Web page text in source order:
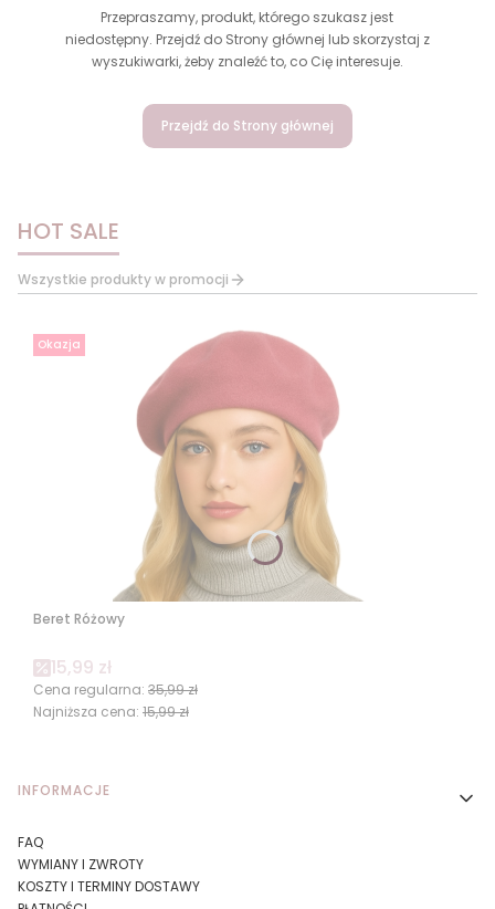
Przepraszamy, produkt, którego szukasz jest
niedostępny. Przejdź do Strony głównej lub skorzystaj z
wyszukiwarki, żeby znaleźć to, co Cię interesuje.
Przejdź do Strony głównej
HOT SALE
Wszystkie produkty w promocji
Okazja
Beret Różowy
Cena promocyjna
15,99 zł
Cena regularna: 35,99 zł
Najniższa cena: 15,99 zł
Linki w stopce
INFORMACJE
FAQ
WYMIANY I ZWROTY
KOSZTY I TERMINY DOSTAWY